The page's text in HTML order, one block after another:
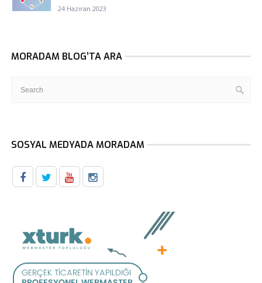
24 Haziran 2023
MORADAM BLOG’TA ARA
SOSYAL MEDYADA MORADAM